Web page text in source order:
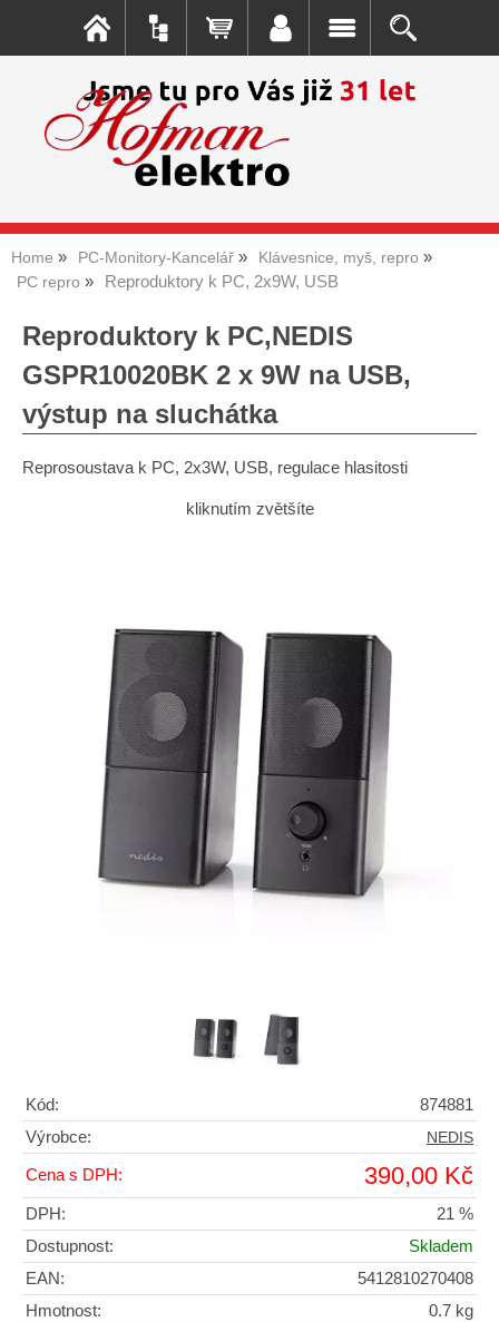
Home PC-Monitory-Kancelář
Klávesnice, myš, repro
PC repro
Reproduktory k PC, 2x9W, USB
Reproduktory k PC,NEDIS
GSPR10020BK 2 x 9W na USB,
výstup na sluchátka
Reprosoustava k PC, 2x3W, USB, regulace hlasitosti
kliknutím zvětšíte
Kód:
874881
Výrobce:
NEDIS
Cena s DPH: 390,00 Kč
DPH:
21 %
Dostupnost:
Skladem
EAN:
5412810270408
Hmotnost:
0.7 kg